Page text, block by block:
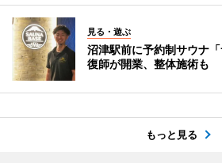
見る・遊ぶ
沼津駅前に予約制サウナ
復師が開業、整体施術も
もっと見る